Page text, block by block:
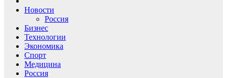
Новости
Россия
Бизнес
Технологии
Экономика
Спорт
Медицина
Россия